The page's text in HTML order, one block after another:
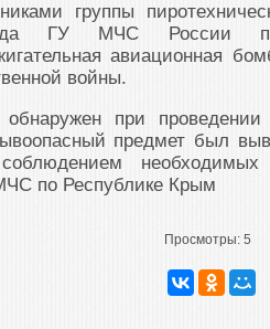
группы
ГУ МЧС России
авиационная
войны.
при
предмет был
по Республике Крым
Просмотры: 5